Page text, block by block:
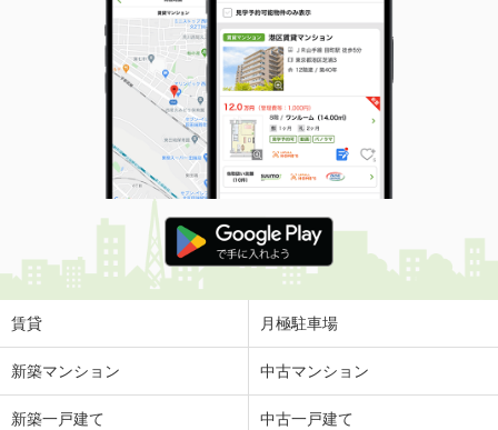
山形県山形市上町３
価 格
5.30万円
住 所
山形県山形市上町３
専有面積 45.04m²
間取り
2DK
山形県米沢市遠山町
価 格
4.40万円
住 所
山形県米沢市遠山町
専有面積
山形県天童市南小畑２丁目
賃貸 月極駐車場
新築マンション 中古マンション
新築一戸建て 中古一戸建て